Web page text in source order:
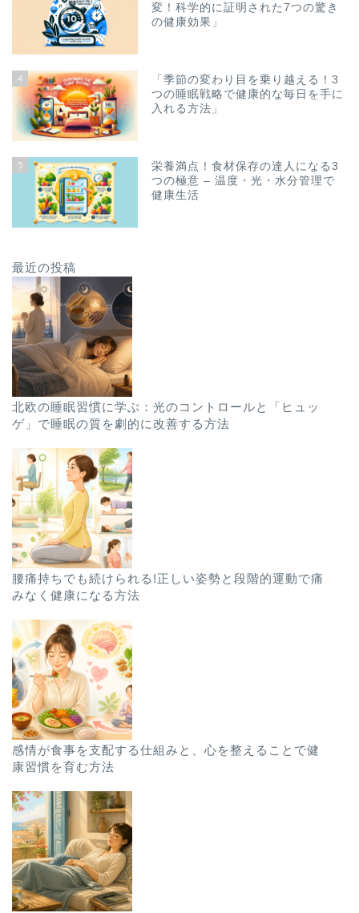
変！科学的に証明された7つの驚き
の健康効果」
4
「季節の変わり目を乗り越える！3
つの睡眠戦略で健康的な毎日を手に
入れる方法」
5
栄養満点！食材保存の達人になる3
つの極意 – 温度・光・水分管理で
健康生活
最近の投稿
北欧の睡眠習慣に学ぶ：光のコントロールと「ヒュッ
ゲ」で睡眠の質を劇的に改善する方法
腰痛持ちでも続けられる!正しい姿勢と段階的運動で痛
みなく健康になる方法
感情が食事を支配する仕組みと、心を整えることで健
康習慣を育む方法